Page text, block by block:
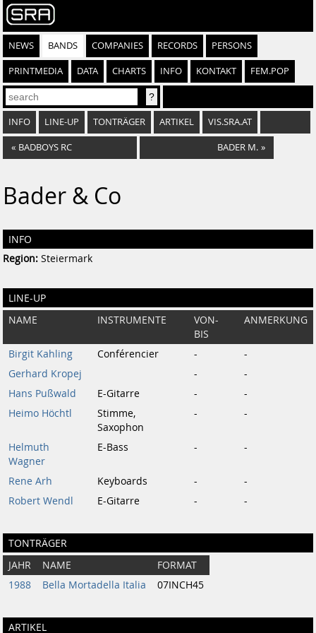
NEWS BANDS COMPANIES RECORDS PERSONS
PRINTMEDIA DATA CHARTS INFO KONTAKT FEM.POP
INFO LINE-UP TONTRÄGER ARTIKEL VIS.SRA.AT
« BADBOYS RC BADER M. »
Bader & Co
INFO
Region: Steiermark
LINE-UP
NAME INSTRUMENTE
VON-
BIS
ANMERKUNG
Birgit Kahling Conférencier -
-
Gerhard Kropej
-
-
Hans Pußwald
E-Gitarre -
-
Heimo Höchtl
Stimme,
Saxophon
- -
Helmuth
Wagner
E-Bass - -
Rene Arh Keyboards -
-
Robert Wendl
E-Gitarre - -
TONTRÄGER
JAHR NAME
FORMAT
1988
Bella Mortadella Italia 07INCH45
ARTIKEL